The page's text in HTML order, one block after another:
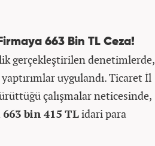
663 Bin TL Ceza!
gerçekleştirilen denetimlerde,
uygulandı. Ticaret İl
çalışmalar neticesinde,
663 bin 415 TLidari para